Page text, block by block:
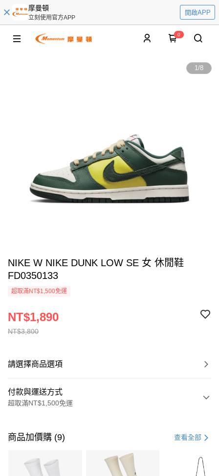
摩曼頓
立刻使用官方APP
開啟APP
0
1/8
NIKE W NIKE DUNK LOW SE 女 休閒鞋
FD0350133
超取滿NT$1,500免運
NT$3,800
NT$1,890
請選擇商品選項
付款與運送方式
超取滿NT$1,500免運
信用卡一次付款
3 期 0 利率 每期 21家銀行
商品加價購 (9) 查看全部